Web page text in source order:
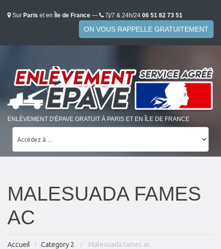
Sur Paris et en Île de France — 7j/7 & 24h/24 06 51 82 73 51
ON VOUS RAPPELLE GRATUITEMENT
ENLÈVEMENT D'ÉPAVE GRATUIT À PARIS ET EN ÎLE DE FRANCE
MALESUADA FAMES
AC
Accueil Category 2 Malesuada fames ac